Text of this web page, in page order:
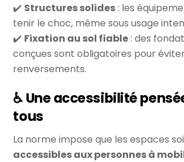
✔️ Structures solides: les
tenir le choc, même sous usage
✔️ Fixation au sol fiable: des
conçues sont obligatoires pour
renversements.
♿ Une accessibilité
tous
La norme impose que les espaces
accessibles aux personnes à